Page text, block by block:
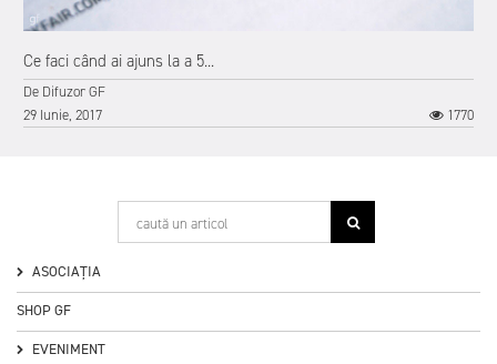
Ce faci când ai ajuns la a 5...
De Difuzor GF
29 Iunie, 2017
1770
ASOCIAȚIA
SHOP GF
EVENIMENT